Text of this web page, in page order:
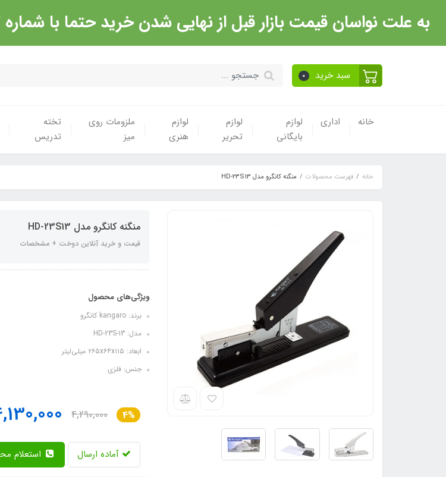
به علت نواسان قیمت بازار قبل از نهایی شدن خرید حتما با شماره 09392489747 تماس گرفته شود. ارادت
سبد خرید 0
خانه اداری
لوازم
بایگانی
لوازم
تحریر
لوازم
هنری
ملزومات روی
میز
تخته
تدریس
خانه فهرست محصولات منگنه کانگرو مدل HD-23S13
منگنه کانگرو مدل HD-23S13
قیمت و خرید آنلاین دوخت + مشخصات
ویژگی‌های محصول
برند: kangaro کانگرو
مدل: HD-23S-13
ابعاد: ۲۶۵x۶۴x۱۱۵ میلی‌لیتر
جنس: فلزی
4%
4,290,000
آماده ارسال